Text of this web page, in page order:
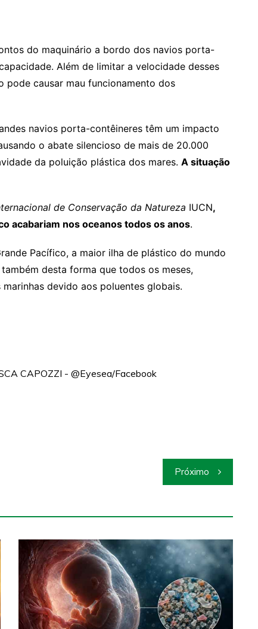
do maquinário a bordo dos navios porta-
Além de limitar a velocidade desses
pode causar mau funcionamento dos
navios porta-contêineres têm um impacto
o abate silencioso de mais de 20.000
da poluição plástica dos mares. A situação
de Conservação da Natureza IUCN,
acabariam nos oceanos todos os anos.
Pacífico, a maior ilha de plástico do mundo
desta forma que todos os meses,
devido aos poluentes globais.
CAPOZZI - @Eyesea/Facebook
Próximo